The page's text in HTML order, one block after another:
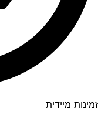
זמינות מיידית